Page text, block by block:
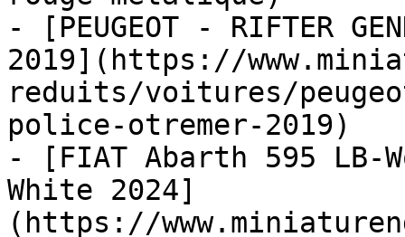
- [PEUGEOT - RIFTER
2019](https://
reduits/voitures/
police-otremer-2019)
- [FIAT Abarth 595 LB-
White 2024]
(https://